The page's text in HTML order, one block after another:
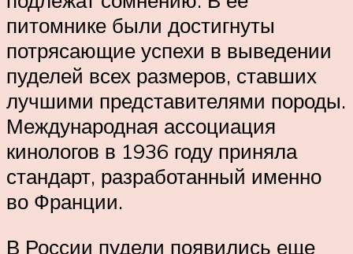
питомнике были достигнуты
потрясающие успехи в выведении
пуделей всех размеров, ставших
лучшими представителями породы.
Международная ассоциация
кинологов в 1936 году приняла
стандарт, разработанный именно
во Франции.
В России пудели появились еще